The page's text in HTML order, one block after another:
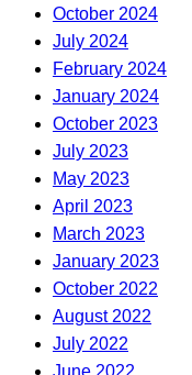
October 2024
July 2024
February 2024
January 2024
October 2023
July 2023
May 2023
April 2023
March 2023
January 2023
October 2022
August 2022
July 2022